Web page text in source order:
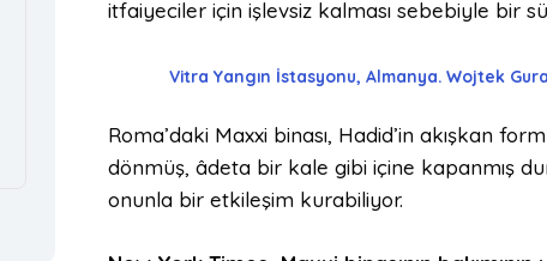
itfaiyeciler için işlevsiz kalması sebebiyle bir
Vitra Yangın İstasyonu, Almanya. Wojtek
Roma’daki Maxxi binası, Hadid’in akışkan
dönmüş, âdeta bir kale gibi içine kapanmış
onunla bir etkileşim kurabiliyor.